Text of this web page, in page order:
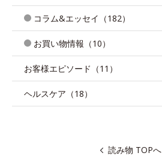
コラム&エッセイ（182）
お買い物情報（10）
お客様エピソード（11）
ヘルスケア（18）
読み物 TOPへ